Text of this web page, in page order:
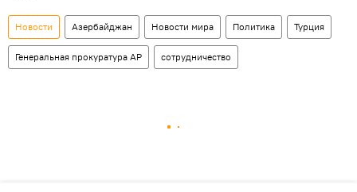
Новости Азербайджан Новости мира Политика Турция
Генеральная прокуратура АР сотрудничество